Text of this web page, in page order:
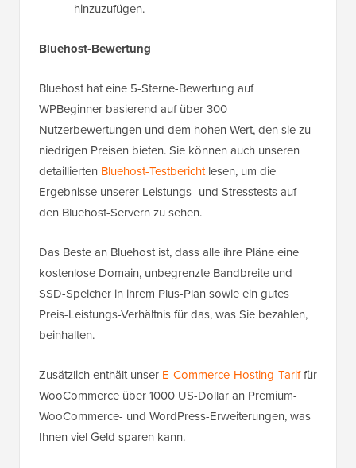
hinzuzufügen.
Bluehost-Bewertung
Bluehost hat eine 5-Sterne-Bewertung auf
WPBeginner basierend auf über 300
Nutzerbewertungen und dem hohen Wert, den sie zu
niedrigen Preisen bieten. Sie können auch unseren
detaillierten Bluehost-Testberichtlesen, um die
Ergebnisse unserer Leistungs- und Stresstests auf
den Bluehost-Servern zu sehen.
Das Beste an Bluehost ist, dass alle ihre Pläne eine
kostenlose Domain, unbegrenzte Bandbreite und
SSD-Speicher in ihrem Plus-Plan sowie ein gutes
Preis-Leistungs-Verhältnis für das, was Sie bezahlen,
beinhalten.
Zusätzlich enthält unser E-Commerce-Hosting-Tariffür
WooCommerce über 1000 US-Dollar an Premium-
WooCommerce- und WordPress-Erweiterungen, was
Ihnen viel Geld sparen kann.